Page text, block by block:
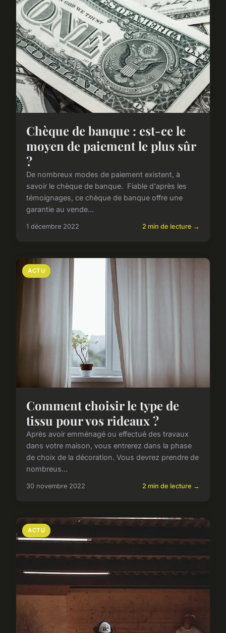
Chèque de banque : est-ce le
moyen de paiement le plus sûr
?
De nombreux modes de paiement existent, à
savoir le chèque de banque. Fiable d'après les
témoignages, ce chèque de banque offre une
garantie au vende...
1 décembre 2022 2 min de lecture →
ACTU
Comment choisir le type de
tissu pour vos rideaux ?
Après avoir emménagé ou effectué des travaux
dans votre maison, vous entrerez dans la phase
de choix de la décoration. Vous devrez prendre de
nombreus...
30 novembre 2022 2 min de lecture →
ACTU